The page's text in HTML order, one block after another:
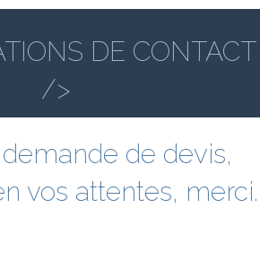
DE CONTACT
/>
de devis,
vos attentes, merci.